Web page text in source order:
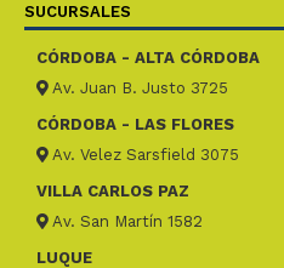
SUCURSALES
CÓRDOBA - ALTA CÓRDOBA
Av. Juan B. Justo 3725
CÓRDOBA - LAS FLORES
Av. Velez Sarsfield 3075
VILLA CARLOS PAZ
Av. San Martín 1582
LUQUE